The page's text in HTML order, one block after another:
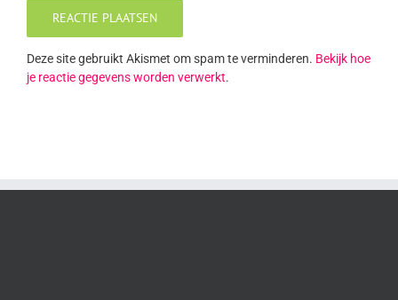
Deze site gebruikt Akismet om spam te verminderen. Bekijk hoe
je reactie gegevens worden verwerkt.